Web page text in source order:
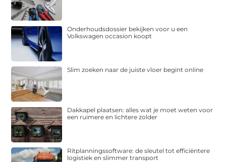
Onderhoudsdossier bekijken voor u een
Volkswagen occasion koopt
Slim zoeken naar de juiste vloer begint online
Dakkapel plaatsen: alles wat je moet weten voor
een ruimere en lichtere zolder
Ritplanningssoftware: de sleutel tot efficiëntere
logistiek en slimmer transport